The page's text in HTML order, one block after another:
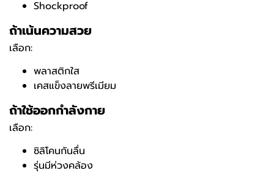
Shockproof
ถ้าเน้นความสวย
เลือก:
พลาสติกใส
เคสแข็งลายพรีเมียม
ถ้าใช้ออกกำลังกาย
เลือก:
ซิลิโคนกันลื่น
รุ่นมีห่วงคล้อง